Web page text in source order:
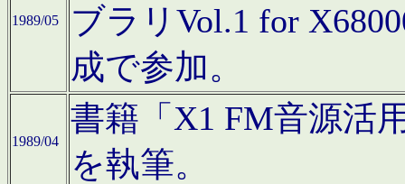
1989/05
ブラリVol.1 for
成で参加。
1989/04
書籍「X1 FM音源活
を執筆。